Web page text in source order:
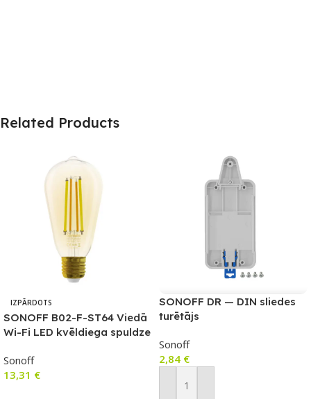
Related Products
IZPĀRDOTS
SONOFF B02-F-ST64 Viedā
Wi-Fi LED kvēldiega spuldze
Sonoff
13,31 €
SONOFF DR — DIN sliedes
turētājs
Sonoff
2,84 €
Pievienot Grozam